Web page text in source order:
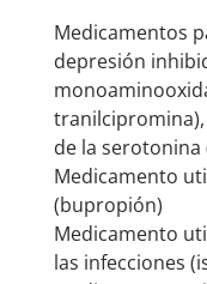
Medicamentos
depresión
de la
Medicamento
(bupropión)
Medicamento
las infecciones